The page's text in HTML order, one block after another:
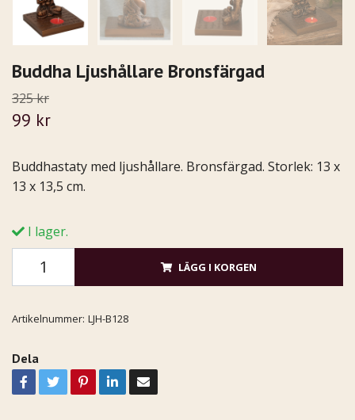
Buddha Ljushållare Bronsfärgad
325 kr
99 kr
Buddhastaty med ljushållare. Bronsfärgad. Storlek: 13 x
13 x 13,5 cm.
I lager.
LÄGG I KORGEN
Artikelnummer: LJH-B128
Dela